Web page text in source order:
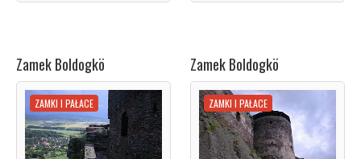
Zamek Boldogkö
ZAMKI I PAŁACE
Zamek Boldogkö
ZAMKI I PAŁACE